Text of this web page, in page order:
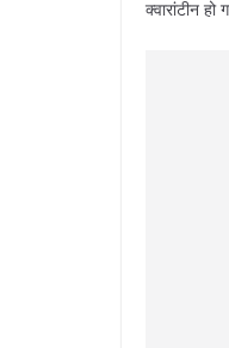
क्वारांटीन